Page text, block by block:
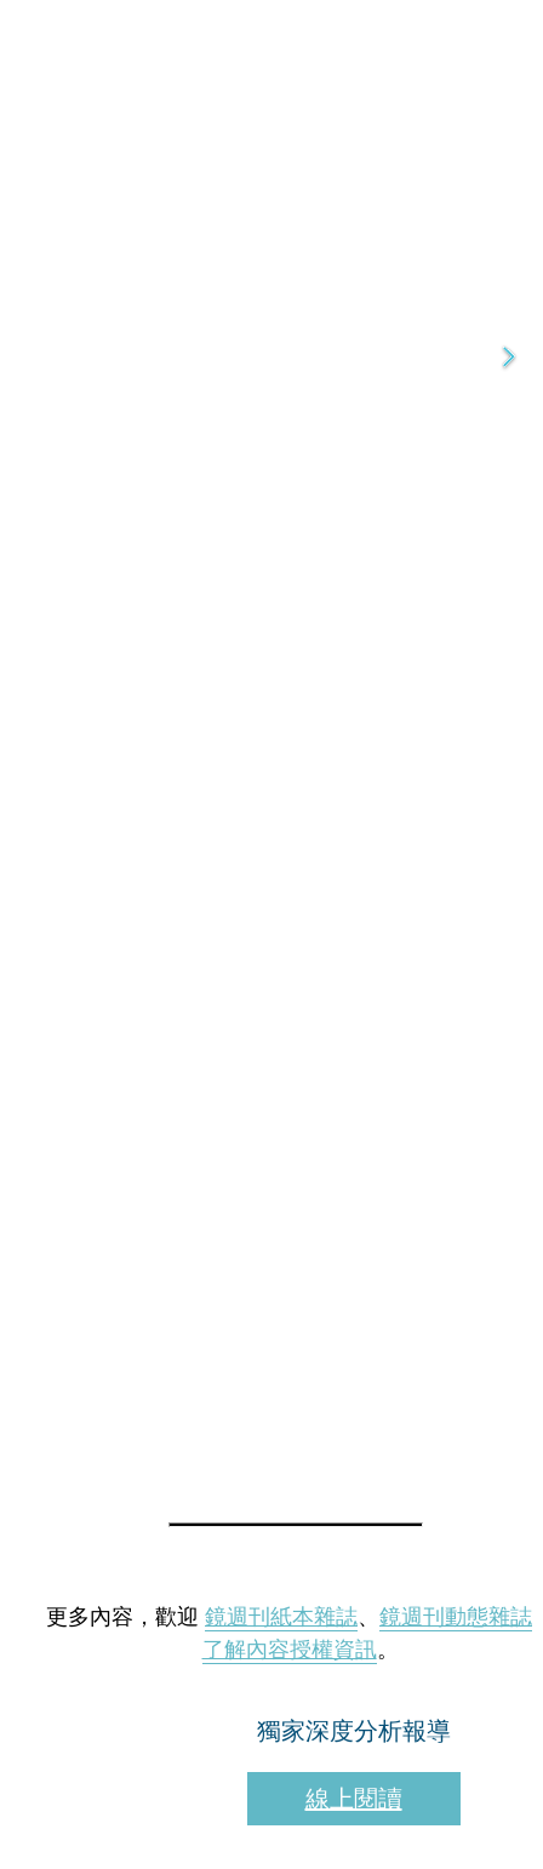
更多內容，歡迎 鏡週刊紙本雜誌、 鏡週刊動態雜誌
了解內容授權資訊。
獨家深度分析報導
線上閱讀